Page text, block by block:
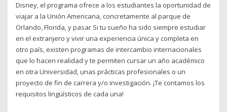
Disney, el programa ofrece a los estudiantes la oportunidad de
viajar a la Unión Americana, concretamente al parque de
Orlando, Florida, y pasar Si tu sueño ha sido siempre estudiar
en el extranjero y vivir una experiencia única y completa en
otro país, existen programas de intercambio internacionales
que lo hacen realidad y te permiten cursar un año académico
en otra Universidad, unas prácticas profesionales o un
proyecto de fin de carrera y/o investigación. ¡Te contamos los
requisitos lingüísticos de cada una!